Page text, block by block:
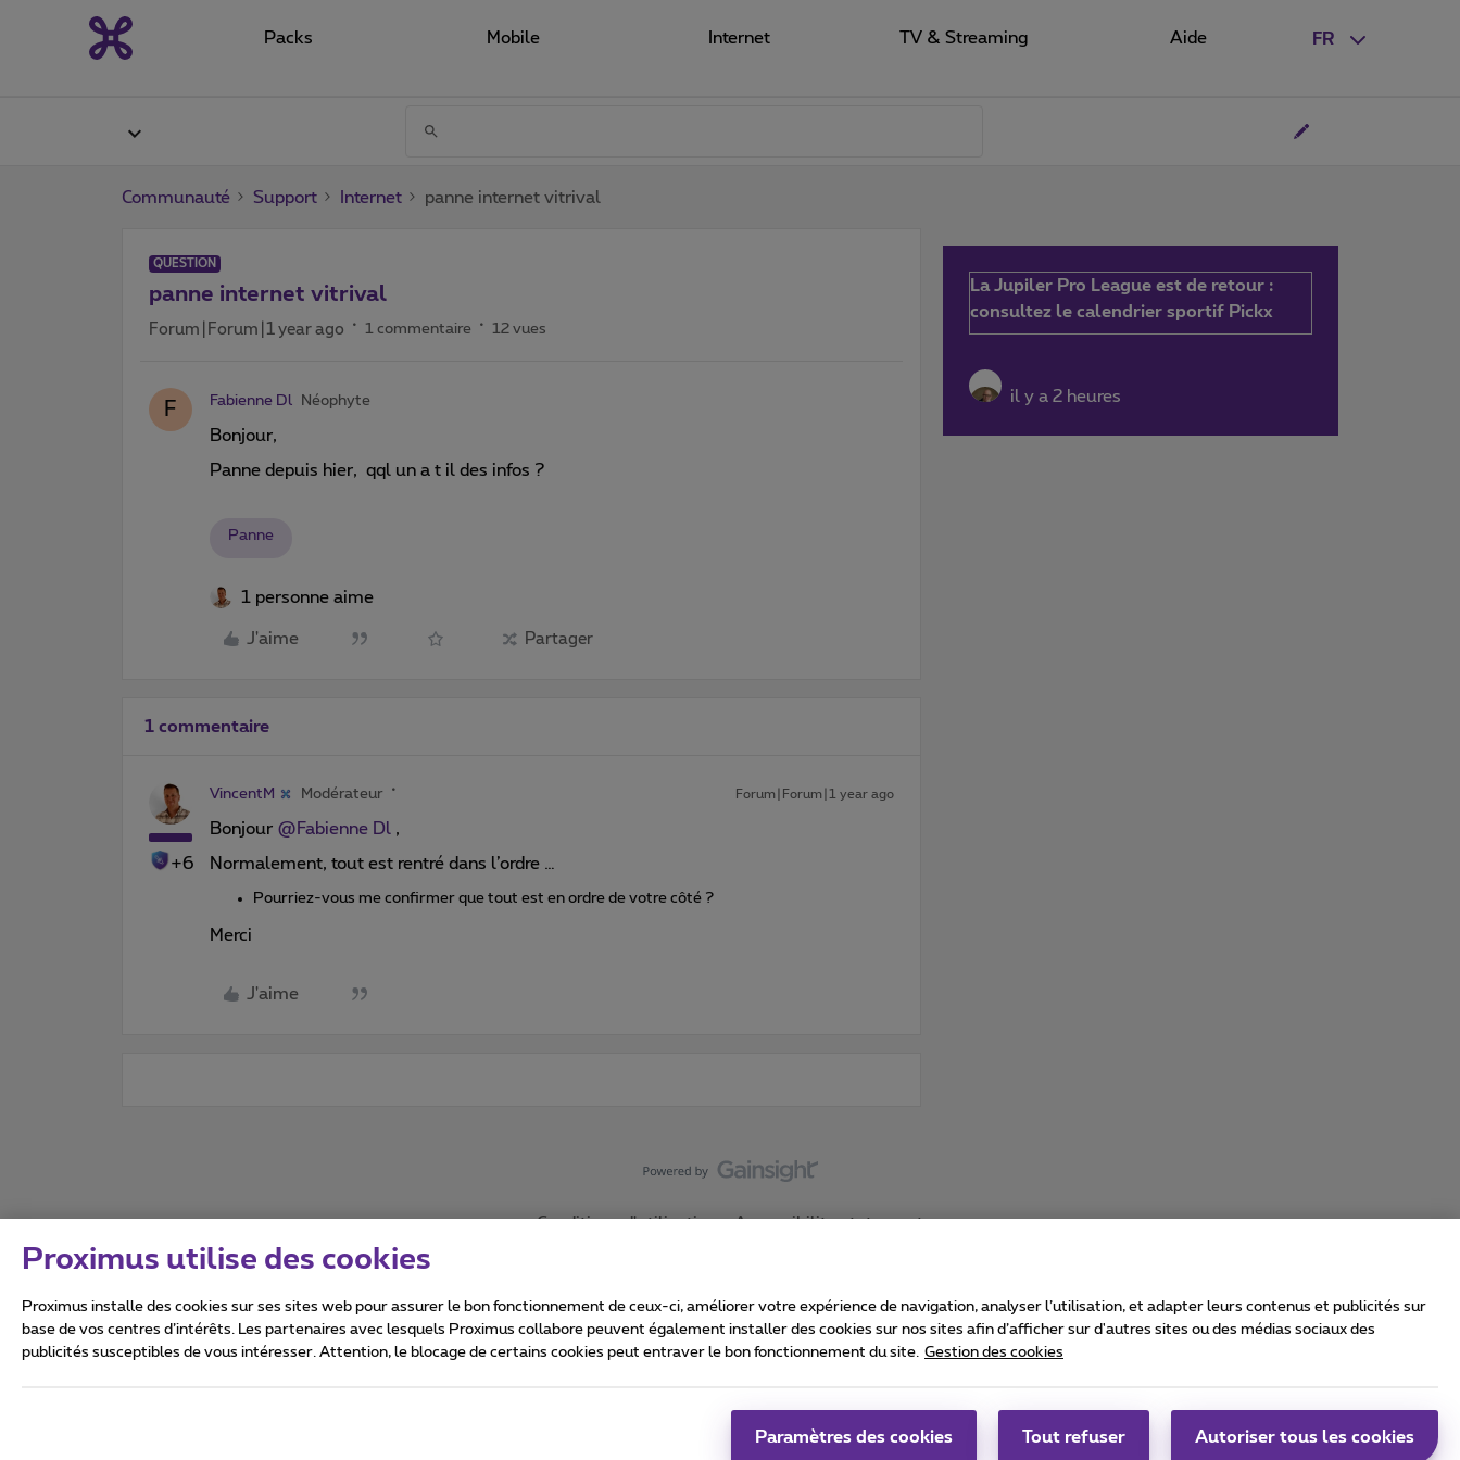
FR
Packs Mobile Internet TV & Streaming Aide
Communauté Support Internet panne internet vitrival
QUESTION
panne internet vitrival
Forum|Forum|1 year ago 1 commentaire 12 vues
F Fabienne Dl Néophyte
Bonjour,
Panne depuis hier, qql un a t il des infos ?
Panne
1 personne aime
J'aime Partager
1 commentaire
+6
VincentM Modérateur Forum|Forum|1 year ago
Bonjour ​ @Fabienne Dl ,
Normalement, tout est rentré dans l’ordre …
Pourriez-vous me confirmer que tout est en ordre de votre côté ?
Merci
J'aime
La Jupiler Pro League est de retour :
consultez le calendrier sportif Pickx
il y a 2 heures
Conditions d'utilisation Accessibility statement
Tous droits réservés. ©2026Proximus
Carrier & Wholesale Solutions
Proximus Group
|
Proximus utilise des cookies
Proximus installe des cookies sur ses sites web pour assurer le bon fonctionnement de ceux-ci, améliorer votre expérience de navigation, analyser l’utilisation, et adapter leurs contenus et publicités sur
base de vos centres d’intérêts. Les partenaires avec lesquels Proximus collabore peuvent également installer des cookies sur nos sites afin d’afficher sur d'autres sites ou des médias sociaux des
publicités susceptibles de vous intéresser. Attention, le blocage de certains cookies peut entraver le bon fonctionnement du site. Gestion des cookies
Paramètres des cookies Tout refuser Autoriser tous les cookies